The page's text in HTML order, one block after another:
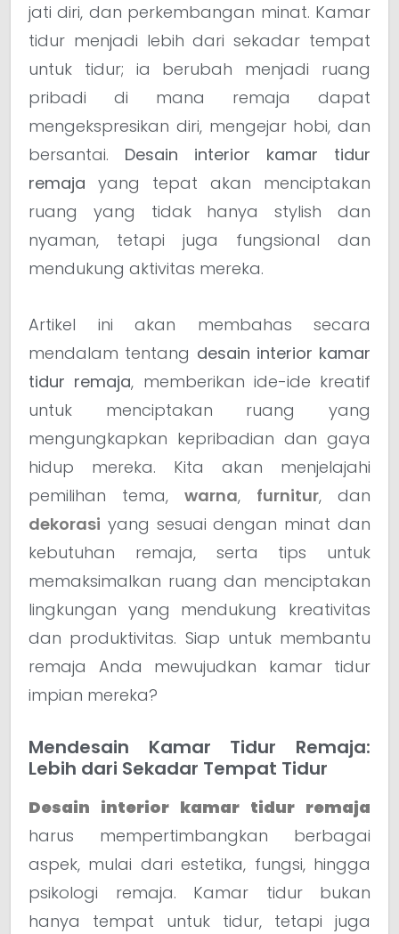
jati diri, dan perkembangan minat. Kamar
tidur menjadi lebih dari sekadar tempat
untuk tidur; ia berubah menjadi ruang
pribadi di mana remaja dapat
mengekspresikan diri, mengejar hobi, dan
bersantai. Desain interior kamar tidur
remaja yang tepat akan menciptakan
ruang yang tidak hanya stylish dan
nyaman, tetapi juga fungsional dan
mendukung aktivitas mereka.
Artikel ini akan membahas secara
mendalam tentang desain interior kamar
tidur remaja, memberikan ide-ide kreatif
untuk menciptakan ruang yang
mengungkapkan kepribadian dan gaya
hidup mereka. Kita akan menjelajahi
pemilihan tema, warna, furnitur, dan
dekorasi yang sesuai dengan minat dan
kebutuhan remaja, serta tips untuk
memaksimalkan ruang dan menciptakan
lingkungan yang mendukung kreativitas
dan produktivitas. Siap untuk membantu
remaja Anda mewujudkan kamar tidur
impian mereka?
Mendesain Kamar Tidur Remaja:
Lebih dari Sekadar Tempat Tidur
Desain interior kamar tidur remaja
harus mempertimbangkan berbagai
aspek, mulai dari estetika, fungsi, hingga
psikologi remaja. Kamar tidur bukan
hanya tempat untuk tidur, tetapi juga